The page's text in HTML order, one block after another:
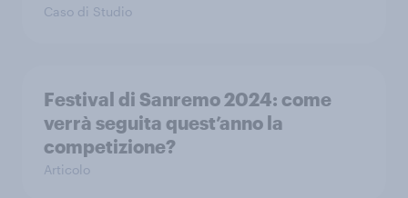
Caso di Studio
Festival di Sanremo 2024: come
verrà seguita quest’anno la
competizione?
Articolo